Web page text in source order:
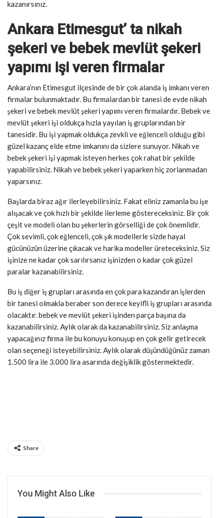
kazanırsınız.
Ankara Etimesgut’ ta nikah
şekeri ve bebek mevlüt şekeri
yapımı işi veren firmalar
Ankara’nın Etimesgut ilçesinde de bir çok alanda iş imkanı veren
firmalar bulunmaktadır. Bu firmalardan bir tanesi de evde nikah
şekeri ve bebek mevlüt şekeri yapımı veren firmalardır. Bebek ve
mevlüt şekeri işi oldukça hızla yayılan iş gruplarından bir
tanesidir. Bu işi yapmak oldukça zevkli ve eğlenceli olduğu gibi
güzel kazanç elde etme imkanını da sizlere sunuyor. Nikah ve
bebek şekeri işi yapmak isteyen herkes çok rahat bir şekilde
yapabilirsiniz. Nikah ve bebek şekeri yaparken hiç zorlanmadan
yaparsınız.
Başlarda biraz ağır ilerleyebilirsiniz. Fakat eliniz zamanla bu işe
alışacak ve çok hızlı bir şekilde ilerleme göstereceksiniz. Bir çok
çeşit ve modeli olan bu şekerlerin görselliği de çok önemlidir.
Çok sevimli, çok eğlenceli, çok şık modellerle sizde hayal
gücünüzün üzerine çıkacak ve harika modeller üreteceksiniz. Siz
işinize ne kadar çok sarılırsanız işinizden o kadar çok güzel
paralar kazanabilirsiniz.
Bu iş diğer iş grupları arasında en çok para kazandıran işlerden
bir tanesi olmakla beraber son derece keyifli iş grupları arasında
olacaktır. bebek ve mevlüt şekeri işinden parça başına da
kazanabilirsiniz. Aylık olarak da kazanabilirsiniz. Siz anlaşma
yapacağınız firma ile bu konuyu konuşup en çok gelir getirecek
olan seçeneği isteyebilirsiniz. Aylık olarak düşündüğünüz zaman
1.500 lira ile 3.000 lira asarında değişiklik göstermektedir.
Share
You Might Also Like